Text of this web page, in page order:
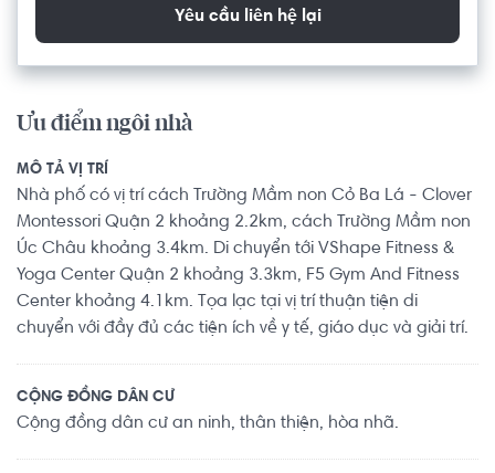
Yêu cầu liên hệ lại
Ưu điểm ngôi nhà
MÔ TẢ VỊ TRÍ
Nhà phố có vị trí cách Trường Mầm non Cỏ Ba Lá - Clover
Montessori Quận 2 khoảng 2.2km, cách Trường Mầm non
Úc Châu khoảng 3.4km. Di chuyển tới VShape Fitness &
Yoga Center Quận 2 khoảng 3.3km, F5 Gym And Fitness
Center khoảng 4.1km. Tọa lạc tại vị trí thuận tiện di
chuyển với đầy đủ các tiện ích về y tế, giáo dục và giải trí.
CỘNG ĐỒNG DÂN CƯ
Cộng đồng dân cư an ninh, thân thiện, hòa nhã.